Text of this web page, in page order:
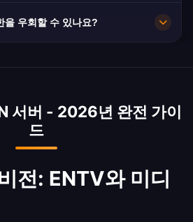
. 알제리의 평균 인터넷 속도는
최소화합니다.
을 우회할 수 있나요?
합니다. 알제리는 시험 기간과
다. VPN은 항상 개방된 인터넷
보장합니다.
서버 - 2026년 완전 가이
드
전: ENTV와 미디